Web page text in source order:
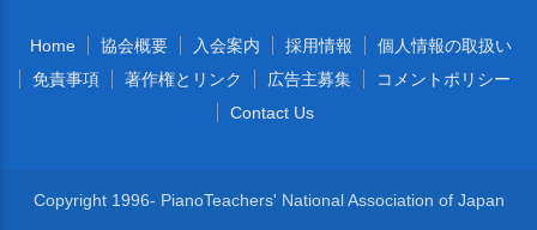
Home 協会概要 入会案内 採用情報
個人情報の取扱い
免責事項
著作権とリンク 広告主募集
コメントポリシー
Contact Us
Copyright 1996- PianoTeachers' National Association of Japan